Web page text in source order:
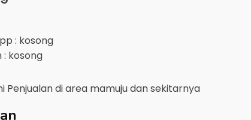
: kosong
: kosong
Penjualan di area mamujudan sekitarnya